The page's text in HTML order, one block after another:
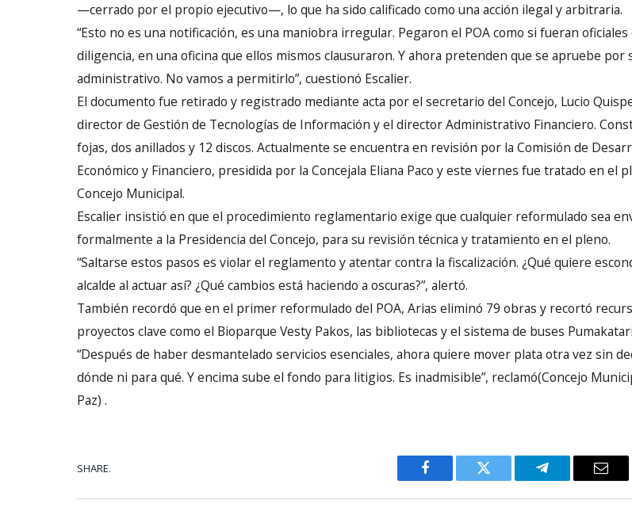
—cerrado por el propio ejecutivo—, lo que ha sido calificado como una acción ilegal y arbitraria.
“Esto no es una notificación, es una maniobra irregular. Pegaron el POA como si fueran oficiales
diligencia, en una oficina que ellos mismos clausuraron. Y ahora pretenden que se apruebe por
administrativo. No vamos a permitirlo”, cuestionó Escalier.
El documento fue retirado y registrado mediante acta por el secretario del Concejo, Lucio
director de Gestión de Tecnologías de Información y el director Administrativo Financiero.
fojas, dos anillados y 12 discos. Actualmente se encuentra en revisión por la Comisión de
Económico y Financiero, presidida por la Concejala Eliana Paco y este viernes fue tratado en el
Concejo Municipal.
Escalier insistió en que el procedimiento reglamentario exige que cualquier reformulado sea
formalmente a la Presidencia del Concejo, para su revisión técnica y tratamiento en el pleno.
“Saltarse estos pasos es violar el reglamento y atentar contra la fiscalización. ¿Qué quiere
alcalde al actuar así? ¿Qué cambios está haciendo a oscuras?”, alertó.
También recordó que en el primer reformulado del POA, Arias eliminó 79 obras y recortó
proyectos clave como el Bioparque Vesty Pakos, las bibliotecas y el sistema de buses
“Después de haber desmantelado servicios esenciales, ahora quiere mover plata otra vez sin
dónde ni para qué. Y encima sube el fondo para litigios. Es inadmisible”, reclamó(Concejo
Paz) .
SHARE.
Facebook Twitter Telegram